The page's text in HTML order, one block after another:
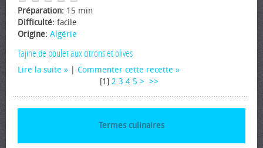
Préparation: 15 min
Difficulté: facile
Origine: Algérie
Tajine de poulet aux citrons et olives
Lire la suite
Commenter cette recette
[1] 2 3 4 5 > >>
Termes culinaires